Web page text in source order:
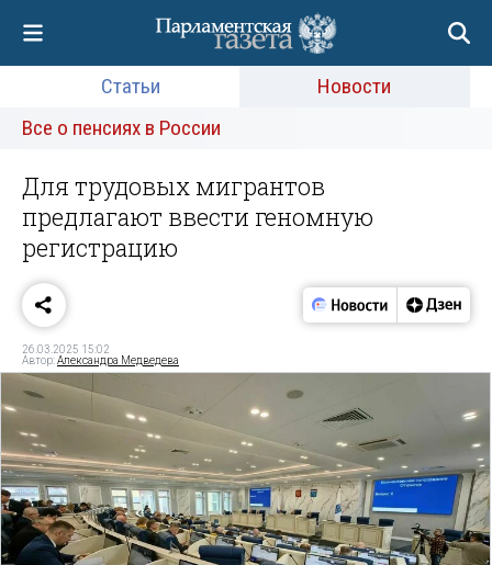
Статьи
Новости
Все о пенсиях в России
Для трудовых мигрантов
предлагают ввести геномную
регистрацию
26.03.2025 15:02
Автор:Александра Медведева